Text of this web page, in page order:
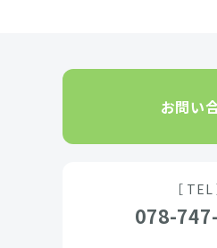
お問い
［ TEL
078-